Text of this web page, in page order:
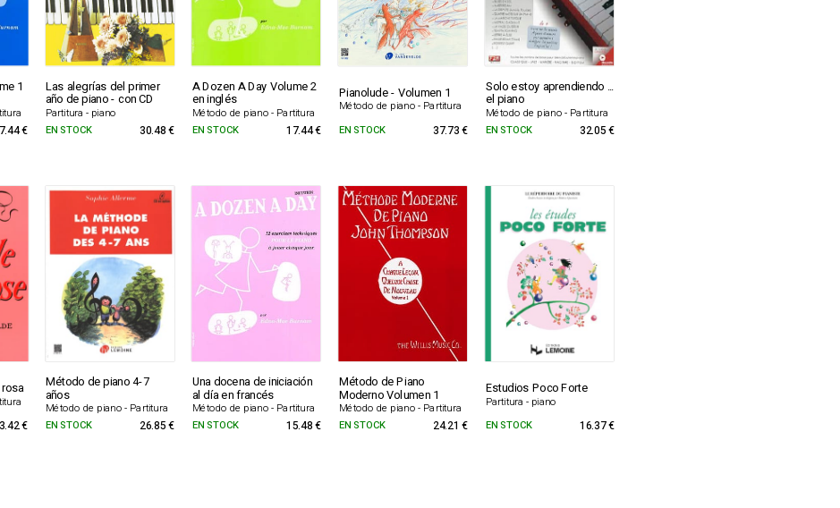
1 Las alegrías del primer
año de piano - con CD
Partitura - piano
A Dozen A Day Volume 2
en inglés
Método de piano - Partitura
Pianolude - Volumen 1
Método de piano - Partitura
Solo estoy aprendiendo ...
el piano
Método de piano - Partitura
€ EN STOCK 30.48 € EN STOCK 17.44 € EN STOCK 37.73 € EN STOCK 32.05 €
Método de piano 4-7
años
Método de piano - Partitura
Una docena de iniciación
al día en francés
Método de piano - Partitura
Método de Piano
Moderno Volumen 1
Método de piano - Partitura
Estudios Poco Forte
Partitura - piano
€ EN STOCK 26.85 € EN STOCK 15.48 € EN STOCK 24.21 € EN STOCK 16.37 €